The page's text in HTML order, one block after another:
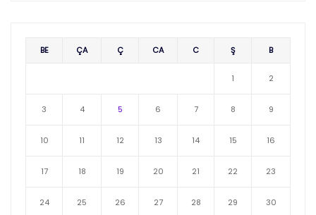
BE ÇA Ç CA C Ş B
1 2
3 4 5 6 7 8 9
10 11 12 13 14 15 16
17 18 19 20 21 22 23
24 25 26 27 28 29 30